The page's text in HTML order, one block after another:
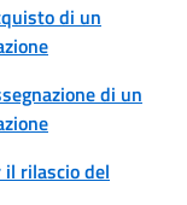
di un
di un
rilascio del